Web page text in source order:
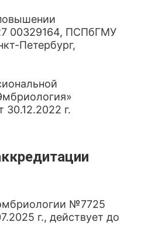
00329164, ПСПбГМУ
Петербург,
г.
№7725
г., действует до